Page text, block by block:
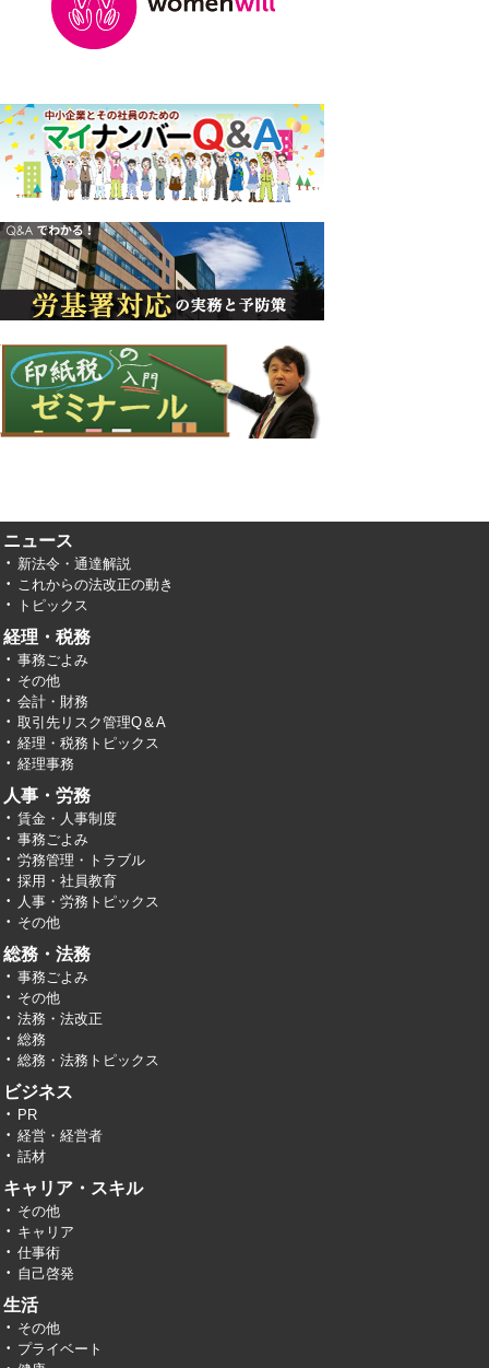
ニュース
新法令・通達解説
これからの法改正の動き
トピックス
経理・税務
事務ごよみ
その他
会計・財務
取引先リスク管理Q＆A
経理・税務トピックス
経理事務
人事・労務
賃金・人事制度
事務ごよみ
労務管理・トラブル
採用・社員教育
人事・労務トピックス
その他
総務・法務
事務ごよみ
その他
法務・法改正
総務
総務・法務トピックス
ビジネス
PR
経営・経営者
話材
キャリア・スキル
その他
キャリア
仕事術
自己啓発
生活
その他
プライベート